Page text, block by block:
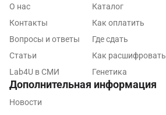
Тверь
Тольятти
О нас
Контакты
Вопросы и ответы
Статьи
Lab4U в СМИ
Каталог
Как оплатить
Где сдать
Как расшифровать
Генетика
Дополнительная информация
Новости